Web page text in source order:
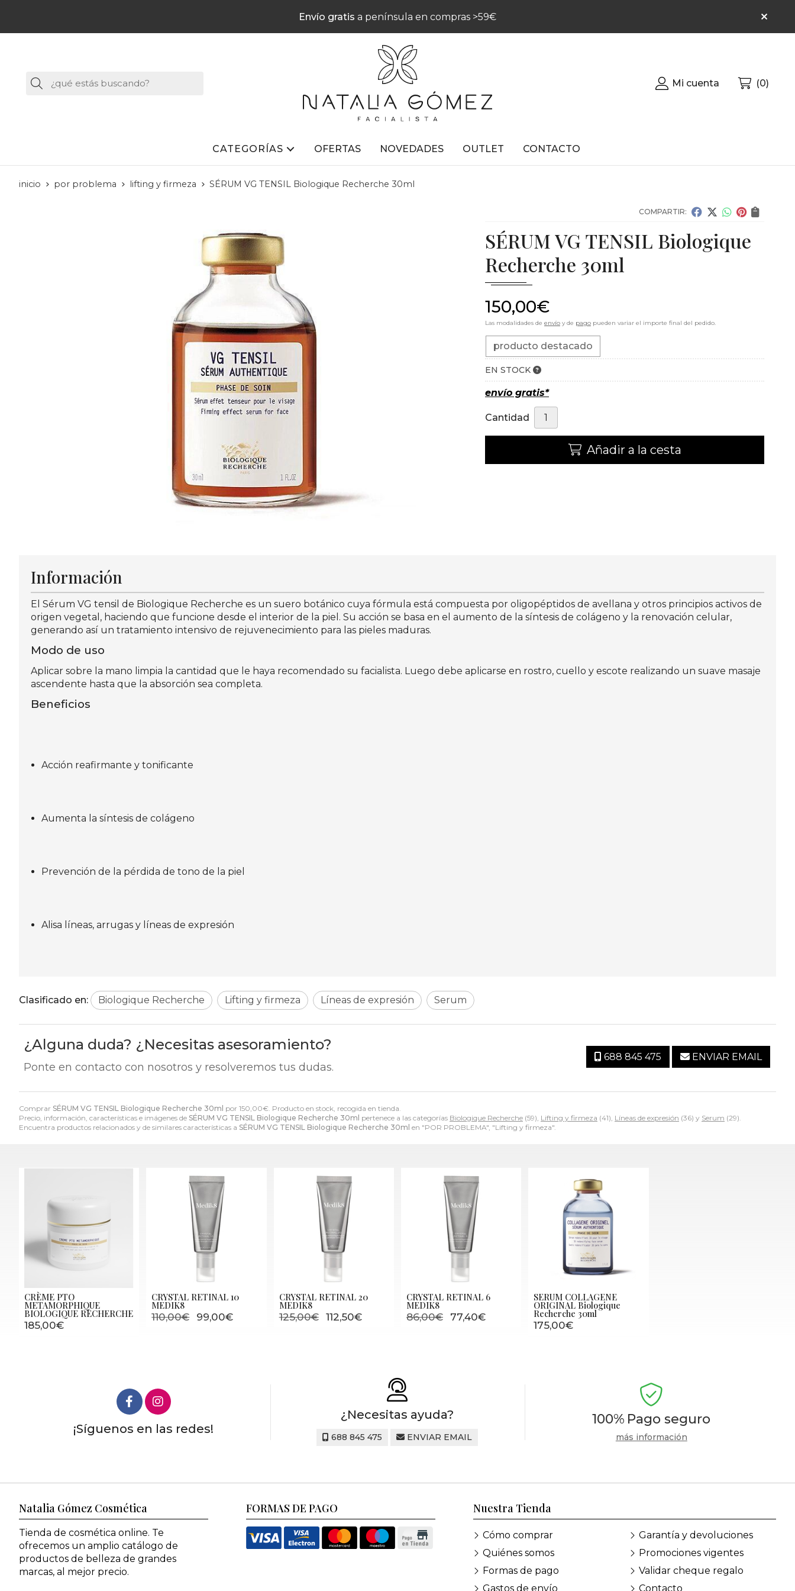
Envío gratis a península en compras >59€
Buscar Mi cuenta 0
CATEGORÍAS OFERTAS NOVEDADES OUTLET CONTACTO
inicio por problema lifting y firmeza SÉRUM VG TENSIL Biologique Recherche 30ml
COMPARTIR:
SÉRUM VG TENSIL Biologique
Recherche 30ml
150,00€
Las modalidades de envío y de pago pueden variar el importe final del pedido.
producto destacado
EN STOCK
envío gratis*
Cantidad
Añadir a la cesta
Comprar SÉRUM VG TENSIL Biologique Recherche 30ml por 150,00€. Producto en stock, recogida en tienda.
Precio, información, características e imágenes de SÉRUM VG TENSIL Biologique Recherche 30ml pertenece a las categorías Biologique Recherche (59), Lifting y firmeza (41), Líneas de expresión (36) y Serum (29).
Encuentra productos relacionados y de similares características a SÉRUM VG TENSIL Biologique Recherche 30ml en "POR PROBLEMA", "Lifting y firmeza".
Información
El Sérum VG tensil de Biologique Recherche es un suero botánico cuya fórmula está compuesta por oligopéptidos de avellana y otros principios activos de
origen vegetal, haciendo que funcione desde el interior de la piel. Su acción se basa en el aumento de la síntesis de colágeno y la renovación celular,
generando así un tratamiento intensivo de rejuvenecimiento para las pieles maduras.
Modo de uso
Aplicar sobre la mano limpia la cantidad que le haya recomendado su facialista. Luego debe aplicarse en rostro, cuello y escote realizando un suave masaje
ascendente hasta que la absorción sea completa.
Beneficios
Acción reafirmante y tonificante
Aumenta la síntesis de colágeno
Prevención de la pérdida de tono de la piel
Alisa líneas, arrugas y líneas de expresión
Clasificado en: Biologique Recherche Lifting y firmeza Líneas de expresión Serum
¿Alguna duda? ¿Necesitas asesoramiento?
Ponte en contacto con nosotros y resolveremos tus dudas.
688 845 475 ENVIAR EMAIL
CRÈME PTO
METAMORPHIQUE
BIOLOGIQUE RECHERCHE
185,00€
CRYSTAL RETINAL 10
MEDIK8
110,00€ 99,00€
CRYSTAL RETINAL 20
MEDIK8
125,00€ 112,50€
CRYSTAL RETINAL 6
MEDIK8
86,00€ 77,40€
SERUM COLLAGENE
ORIGINAL Biologique
Recherche 30ml
175,00€
¡Síguenos en las redes!
¿Necesitas ayuda?
688 845 475 ENVIAR EMAIL
100% Pago seguro
más información
Natalia Gómez Cosmética
Tienda de cosmética online. Te
ofrecemos un amplio catálogo de
productos de belleza de grandes
marcas, al mejor precio.
FORMAS DE PAGO Nuestra Tienda
Cómo comprar
Quiénes somos
Formas de pago
Gastos de envío
Garantía y devoluciones
Promociones vigentes
Validar cheque regalo
Contacto